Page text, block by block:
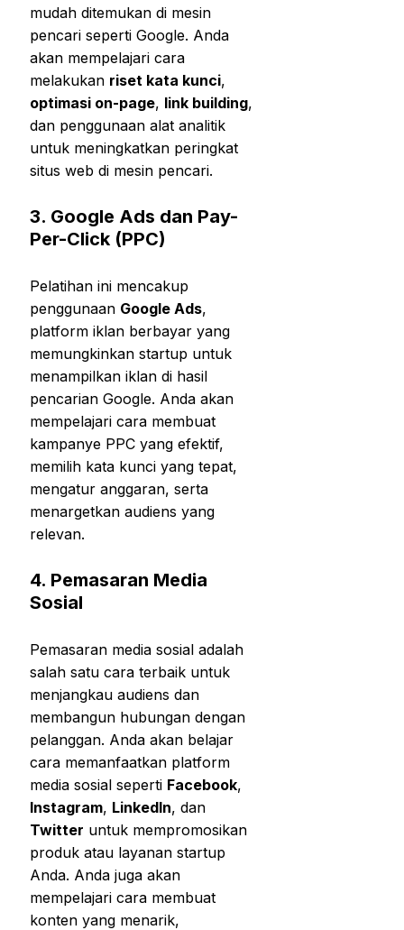
mudah ditemukan di mesin
pencari seperti Google. Anda
akan mempelajari cara
melakukan riset kata kunci,
optimasi on-page, link building,
dan penggunaan alat analitik
untuk meningkatkan peringkat
situs web di mesin pencari.
3. Google Ads dan Pay-
Per-Click (PPC)
Pelatihan ini mencakup
penggunaan Google Ads,
platform iklan berbayar yang
memungkinkan startup untuk
menampilkan iklan di hasil
pencarian Google. Anda akan
mempelajari cara membuat
kampanye PPC yang efektif,
memilih kata kunci yang tepat,
mengatur anggaran, serta
menargetkan audiens yang
relevan.
4. Pemasaran Media
Sosial
Pemasaran media sosial adalah
salah satu cara terbaik untuk
menjangkau audiens dan
membangun hubungan dengan
pelanggan. Anda akan belajar
cara memanfaatkan platform
media sosial seperti Facebook,
Instagram, LinkedIn, dan
Twitter untuk mempromosikan
produk atau layanan startup
Anda. Anda juga akan
mempelajari cara membuat
konten yang menarik,